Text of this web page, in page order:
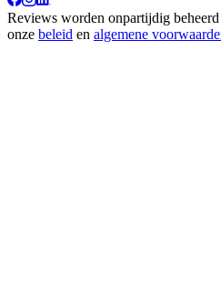
Reviews worden onpartijdig
onze beleid en algemene